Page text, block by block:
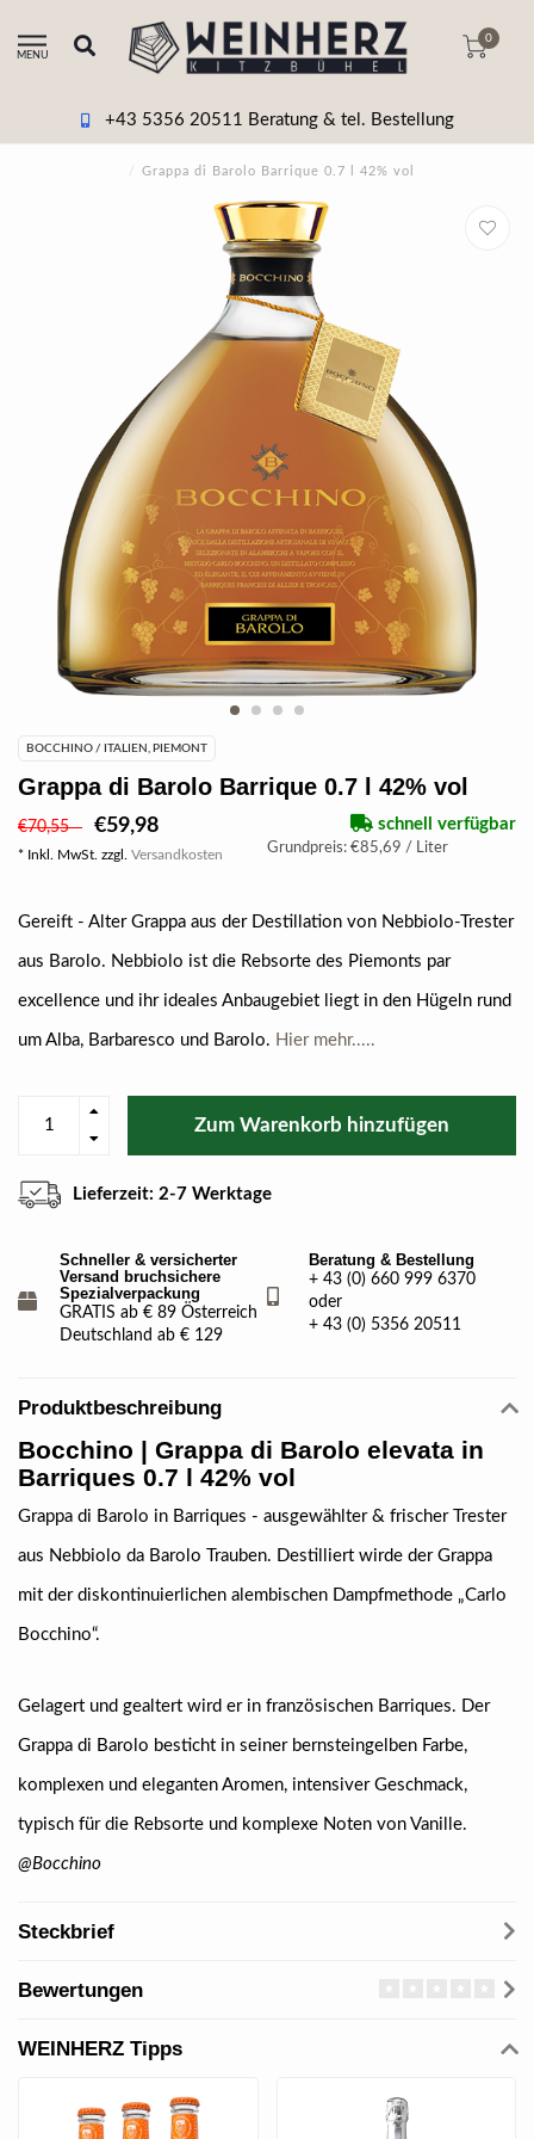
MENU
0
+43 5356 20511 Beratung & tel. Bestellung
/ Grappa di Barolo Barrique 0.7 l 42% vol
BOCCHINO / ITALIEN, PIEMONT
Grappa di Barolo Barrique 0.7 l 42% vol
€70,55 €59,98
* Inkl. MwSt. zzgl. Versandkosten
schnell verfügbar
Grundpreis: €85,69 / Liter
Gereift - Alter Grappa aus der Destillation von Nebbiolo-Trester
aus Barolo. Nebbiolo ist die Rebsorte des Piemonts par
excellence und ihr ideales Anbaugebiet liegt in den Hügeln rund
um Alba, Barbaresco und Barolo. Hier mehr.....
Zum Warenkorb hinzufügen
Lieferzeit: 2-7 Werktage
Schneller & versicherter
Versand bruchsichere
Spezialverpackung
GRATIS ab € 89 Österreich
Deutschland ab € 129
Beratung & Bestellung
+ 43 (0) 660 999 6370
oder
+ 43 (0) 5356 20511
Produktbeschreibung
Bocchino | Grappa di Barolo elevata in
Barriques 0.7 l 42% vol
Grappa di Barolo in Barriques - ausgewählter & frischer Trester
aus Nebbiolo da Barolo Trauben. Destilliert wirde der Grappa
mit der diskontinuierlichen alembischen Dampfmethode „Carlo
Bocchino“.
Gelagert und gealtert wird er in französischen Barriques. Der
Grappa di Barolo besticht in seiner bernsteingelben Farbe,
komplexen und eleganten Aromen, intensiver Geschmack,
typisch für die Rebsorte und komplexe Noten von Vanille.
@Bocchino
Steckbrief
Bewertungen
WEINHERZ Tipps